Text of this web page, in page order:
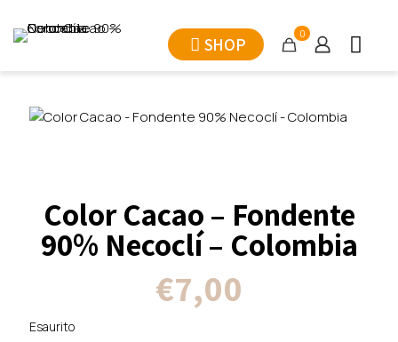
SHOP
0
Color Cacao – Fondente
90% Necoclí – Colombia
€7,00
Esaurito